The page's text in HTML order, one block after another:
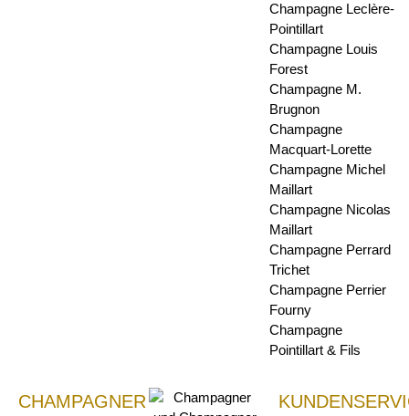
Champagne Leclère-
Pointillart
Champagne Louis
Forest
Champagne M.
Brugnon
Champagne
Macquart-Lorette
Champagne Michel
Maillart
Champagne Nicolas
Maillart
Champagne Perrard
Trichet
Champagne Perrier
Fourny
Champagne
Pointillart & Fils
CHAMPAGNER